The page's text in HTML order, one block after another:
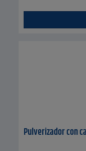
Pulverizador con